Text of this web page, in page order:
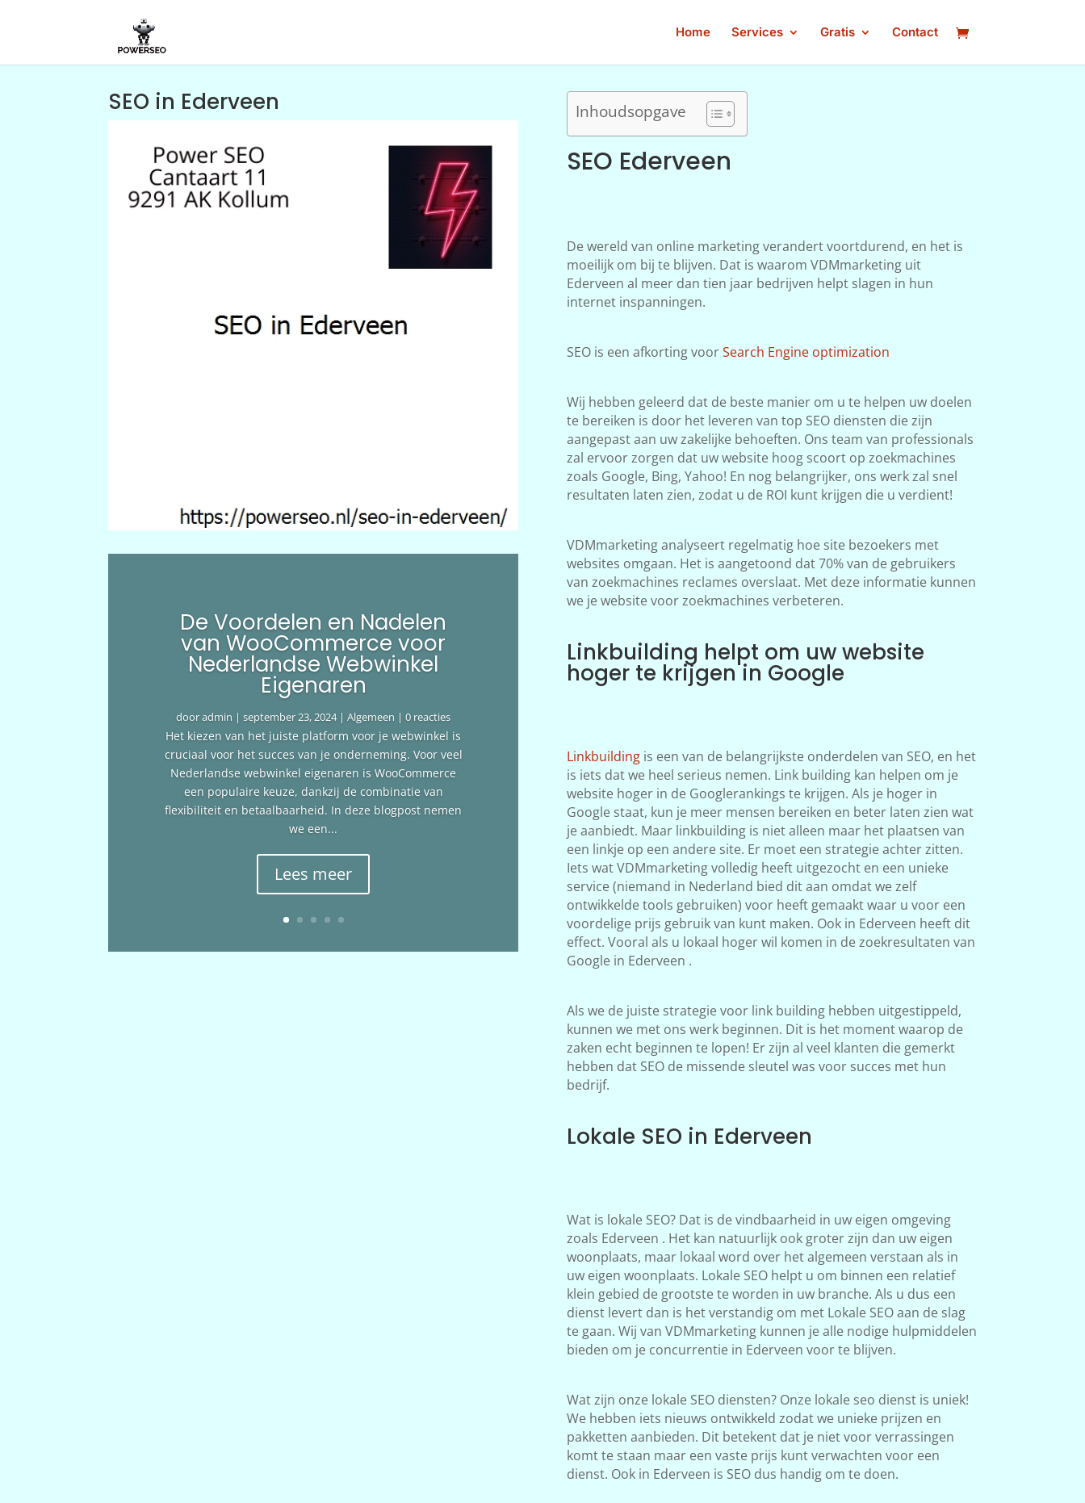
Home Services Gratis Contact
SEO in Ederveen
De Voordelen en Nadelen
van WooCommerce voor
Nederlandse Webwinkel
Eigenaren
dooradmin |september 23, 2024|Algemeen | 0 reacties
Het kiezen van het juiste platform voor je webwinkel is
cruciaal voor het succes van je onderneming. Voor veel
Nederlandse webwinkel eigenaren is WooCommerce
een populaire keuze, dankzij de combinatie van
flexibiliteit en betaalbaarheid. In deze blogpost nemen
we een...
Lees meer
Inhoudsopgave
SEO Ederveen
De wereld van online marketing verandert voortdurend, en het is
moeilijk om bij te blijven. Dat is waarom VDMmarketing uit
Ederveen al meer dan tien jaar bedrijven helpt slagen in hun
internet inspanningen.
SEO is een afkorting voorSearch Engine optimization
Wij hebben geleerd dat de beste manier om u te helpen uw doelen
te bereiken is door het leveren van top SEO diensten die zijn
aangepast aan uw zakelijke behoeften. Ons team van professionals
zal ervoor zorgen dat uw website hoog scoort op zoekmachines
zoals Google, Bing, Yahoo! En nog belangrijker, ons werk zal snel
resultaten laten zien, zodat u de ROI kunt krijgen die u verdient!
VDMmarketing analyseert regelmatig hoe site bezoekers met
websites omgaan. Het is aangetoond dat 70% van de gebruikers
van zoekmachines reclames overslaat. Met deze informatie kunnen
we je website voor zoekmachines verbeteren.
Linkbuilding helpt om uw website
hoger te krijgen in Google
Linkbuildingis een van de belangrijkste onderdelen van SEO, en het
is iets dat we heel serieus nemen. Link building kan helpen om je
website hoger in de Googlerankings te krijgen. Als je hoger in
Google staat, kun je meer mensen bereiken en beter laten zien wat
je aanbiedt. Maar linkbuilding is niet alleen maar het plaatsen van
een linkje op een andere site. Er moet een strategie achter zitten.
Iets wat VDMmarketing volledig heeft uitgezocht en een unieke
service (niemand in Nederland bied dit aan omdat we zelf
ontwikkelde tools gebruiken) voor heeft gemaakt waar u voor een
voordelige prijs gebruik van kunt maken. Ook in Ederveen heeft dit
effect. Vooral als u lokaal hoger wil komen in de zoekresultaten van
Google in Ederveen .
Als we de juiste strategie voor link building hebben uitgestippeld,
kunnen we met ons werk beginnen. Dit is het moment waarop de
zaken echt beginnen te lopen! Er zijn al veel klanten die gemerkt
hebben dat SEO de missende sleutel was voor succes met hun
bedrijf.
Lokale SEO in Ederveen
Wat is lokale SEO? Dat is de vindbaarheid in uw eigen omgeving
zoals Ederveen . Het kan natuurlijk ook groter zijn dan uw eigen
woonplaats, maar lokaal word over het algemeen verstaan als in
uw eigen woonplaats. Lokale SEO helpt u om binnen een relatief
klein gebied de grootste te worden in uw branche. Als u dus een
dienst levert dan is het verstandig om met Lokale SEO aan de slag
te gaan. Wij van VDMmarketing kunnen je alle nodige hulpmiddelen
bieden om je concurrentie in Ederveen voor te blijven.
Wat zijn onze lokale SEO diensten? Onze lokale seo dienst is uniek!
We hebben iets nieuws ontwikkeld zodat we unieke prijzen en
pakketten aanbieden. Dit betekent dat je niet voor verrassingen
komt te staan maar een vaste prijs kunt verwachten voor een
dienst. Ook in Ederveen is SEO dus handig om te doen.